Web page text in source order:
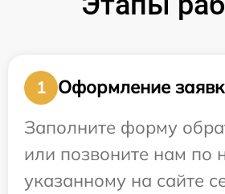
1
Оформление
Заполните форму
или позвоните нам по
указанному на сайте